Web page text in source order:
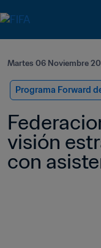
Martes 06 Noviembre
Programa Forward
visión
con